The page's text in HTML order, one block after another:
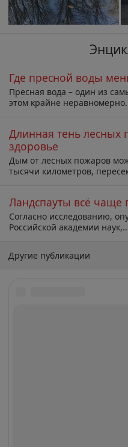
Где пресной воды
Пресная вода – один из
этом крайне
Длинная тень лесных
здоровье
Дым от лесных пожаров
тысячи километров,
Ландспауты всё чаще
Согласно исследованию,
Российской академии
Другие публикации